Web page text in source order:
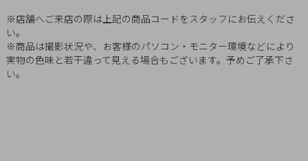
※店舗へご来店の際は上記の商品コードをスタッフにお伝えくださ
い。
※商品は撮影状況や、お客様のパソコン・モニター環境などにより
実物の色味と若干違って見える場合もございます。予めご了承下さ
い。